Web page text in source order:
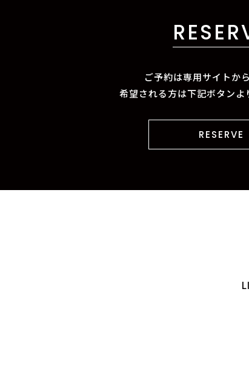
ご予約は専用サイトか
希望される方は下記ボタンよ
RESERVE